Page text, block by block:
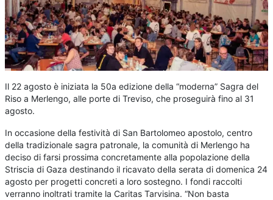
Il 22 agosto è iniziata la 50a edizione della “moderna” Sagra del
Riso a Merlengo, alle porte di Treviso, che proseguirà fino al 31
agosto.
In occasione della festività di San Bartolomeo apostolo, centro
della tradizionale sagra patronale, la comunità di Merlengo ha
deciso di farsi prossima concretamente alla popolazione della
Striscia di Gaza destinando il ricavato della serata di domenica 24
agosto per progetti concreti a loro sostegno. I fondi raccolti
verranno inoltrati tramite la Caritas Tarvisina. “Non basta